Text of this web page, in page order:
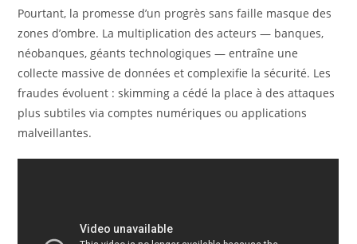
Pourtant, la promesse d’un progrès sans faille masque des
zones d’ombre. La multiplication des acteurs — banques,
néobanques, géants technologiques — entraîne une
collecte massive de données et complexifie la sécurité. Les
fraudes évoluent : skimming a cédé la place à des attaques
plus subtiles via comptes numériques ou applications
malveillantes.